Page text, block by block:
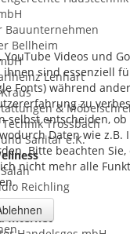
Bauunternehmen
Bellheim
Lenhart
&
Trossbach
Sanitär e.K.
Reichling
Internet
YouTube Videos und
ihnen sind essenziell
Fonts) während
zu
selbst entscheiden, ob
Daten wie z.B.
Bitte beachten
nicht mehr alle